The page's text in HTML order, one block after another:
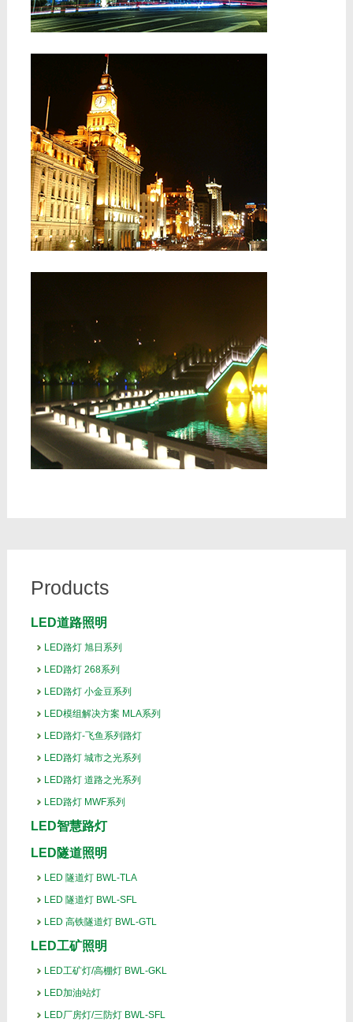
Products
LED道路照明
LED路灯 旭日系列
LED路灯 268系列
LED路灯 小金豆系列
LED模组解决方案 MLA系列
LED路灯-飞鱼系列路灯
LED路灯 城市之光系列
LED路灯 道路之光系列
LED路灯 MWF系列
LED智慧路灯
LED隧道照明
LED 隧道灯 BWL-TLA
LED 隧道灯 BWL-SFL
LED 高铁隧道灯 BWL-GTL
LED工矿照明
LED工矿灯/高棚灯 BWL-GKL
LED加油站灯
LED厂房灯/三防灯 BWL-SFL